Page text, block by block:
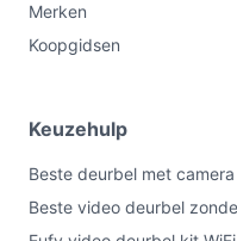
Merken
Koopgidsen
Keuzehulp
Beste deurbel met
Beste video deurbel